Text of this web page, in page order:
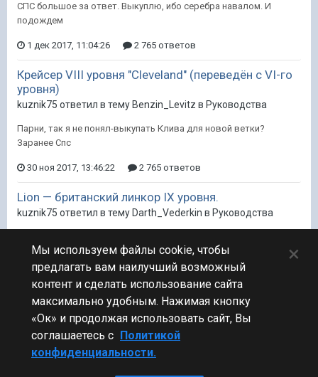
СПС большое за ответ. Выкуплю, ибо серебра навалом. И
подождем
1 дек 2017, 11:04:26 2 765 ответов
Крейсер VIII уровня "Cleveland" (переведён с VI-го
уровня)
kuznik75 ответил в тему Benzin_Levitz в Руководства
Парни, так я не понял-выкупать Клива для новой ветки?
Заранее Спс
30 ноя 2017, 13:46:22 2 765 ответов
Lion — британский линкор IX уровня.
kuznik75 ответил в тему Darth_Vederkin в Руководства
минуту вешается!!! Как итог, ничего не успеваю сделать в бою.
Конечно, попробую сменить тактику игры на нем, но.... Боюсь...
14 ноя 2017, 13:01:51 433 ответа 1
Стиль
Мы используем файлы cookie, чтобы
предлагать вам наилучший возможный
контент и сделать использование сайта
максимально удобным. Нажимая кнопку
«Ок» и продолжая использовать сайт, Вы
соглашаетесь с Политикой
конфиденциальности.
×